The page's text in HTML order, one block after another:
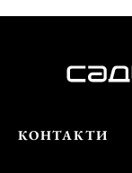
КОНТАКТИ